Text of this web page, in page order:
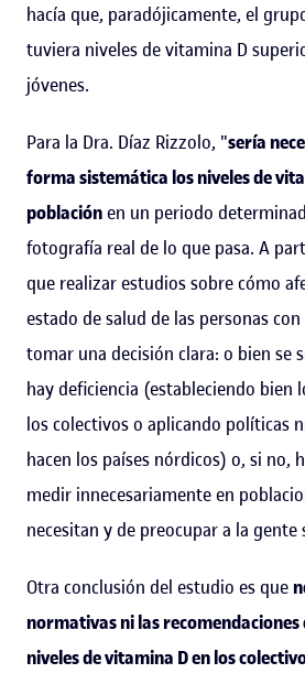
hacía que, paradójicamente, el
tuviera niveles de vitamina D
jóvenes.
Para la Dra. Díaz Rizzolo, "sería
forma sistemática los niveles de
poblaciónen un periodo
fotografía real de lo que pasa. A
que realizar estudios sobre cómo
estado de salud de las personas
tomar una decisión clara: o bien se
hay deficiencia (estableciendo bien
los colectivos o aplicando políticas
hacen los países nórdicos) o, si no,
medir innecesariamente en
necesitan y de preocupar a la
Otra conclusión del estudio es que
normativas ni las recomendaciones
niveles de vitamina D en los